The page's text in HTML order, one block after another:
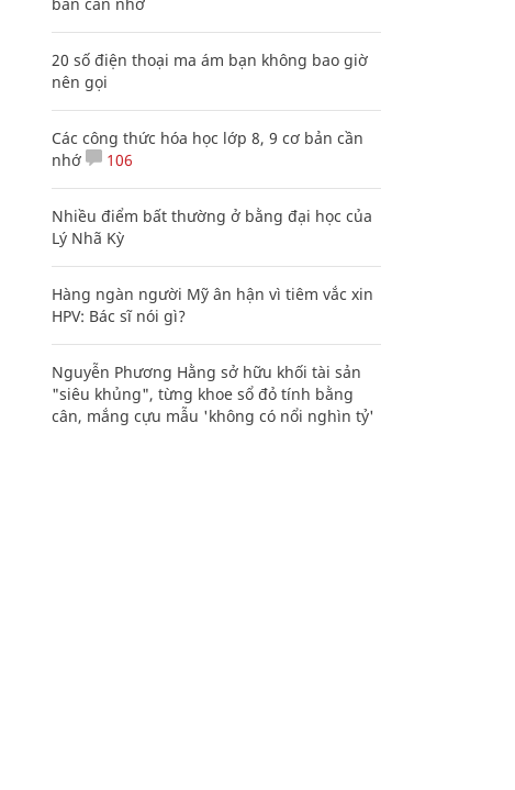
20 số điện thoại ma ám bạn không bao giờ
nên gọi
Các công thức hóa học lớp 8, 9 cơ bản cần
nhớ
106
Nhiều điểm bất thường ở bằng đại học của
Lý Nhã Kỳ
Hàng ngàn người Mỹ ân hận vì tiêm vắc xin
HPV: Bác sĩ nói gì?
Nguyễn Phương Hằng sở hữu khối tài sản
"siêu khủng", từng khoe sổ đỏ tính bằng
cân, mắng cựu mẫu 'không có nổi nghìn tỷ'